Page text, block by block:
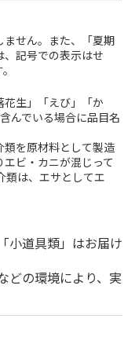
せん。また、「夏期
記号での表示はせ
生」「えび」「か
んでいる場合に品目名
を原材料として製造
ビ・カニが混じって
類は、エサとしてエ
小道具類」はお届け
どの環境により、実